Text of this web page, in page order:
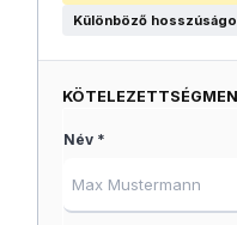
Különböző
Név *